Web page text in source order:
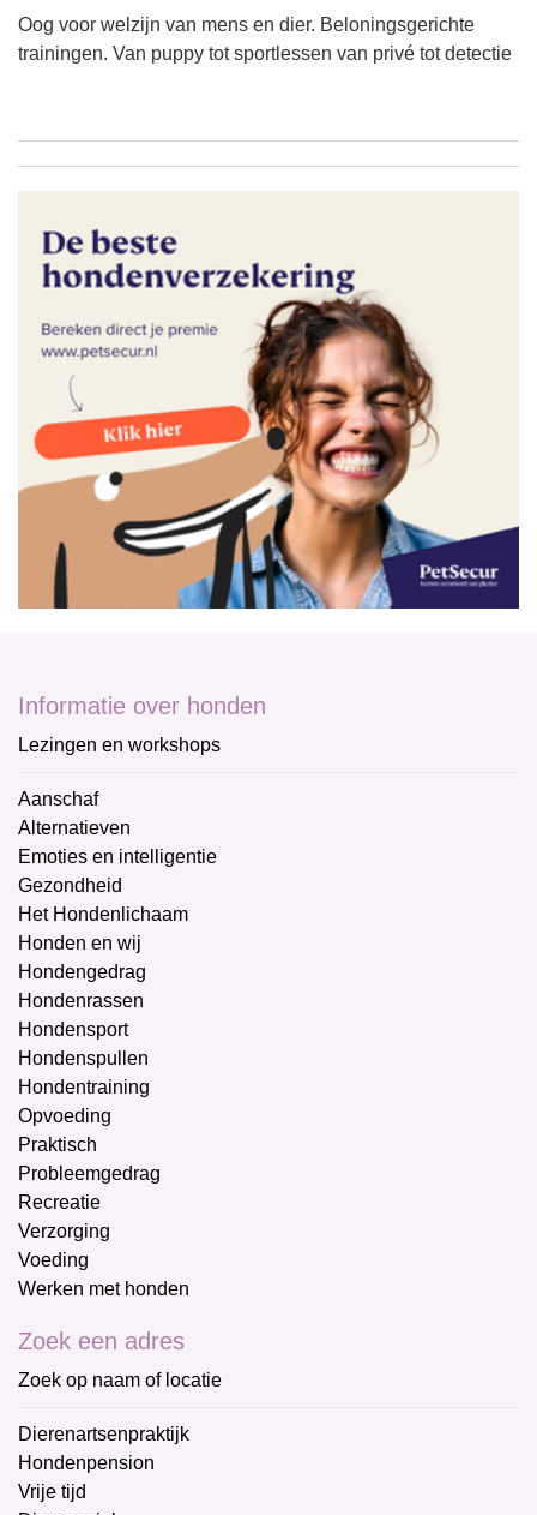
Oog voor welzijn van mens en dier. Beloningsgerichte
trainingen. Van puppy tot sportlessen van privé tot detectie
Informatie over honden
Lezingen en workshops
Aanschaf
Alternatieven
Emoties en intelligentie
Gezondheid
Het Hondenlichaam
Honden en wij
Hondengedrag
Hondenrassen
Hondensport
Hondenspullen
Hondentraining
Opvoeding
Praktisch
Probleemgedrag
Recreatie
Verzorging
Voeding
Werken met honden
Zoek een adres
Zoek op naam of locatie
Dierenartsenpraktijk
Hondenpension
Vrije tijd